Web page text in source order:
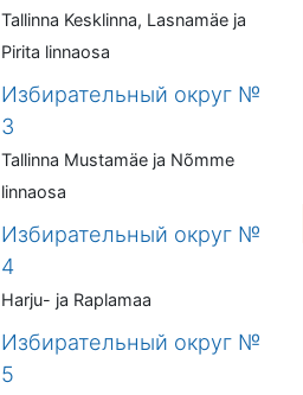
Tallinna Kesklinna, Lasnamäe ja
Pirita linnaosa
Избирательный округ №
3
Tallinna Mustamäe ja Nõmme
linnaosa
Избирательный округ №
4
Harju- ja Raplamaa
Избирательный округ №
5